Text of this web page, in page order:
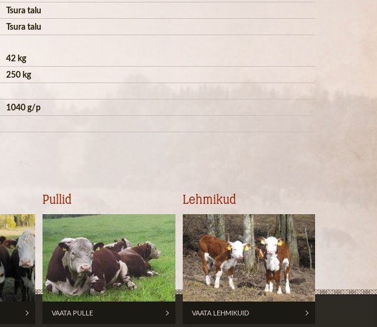
Tsura talu
Tsura talu
42 kg
250 kg
1040 g/p
Pullid
VAATA PULLE
Lehmikud
VAATA LEHMIKUID